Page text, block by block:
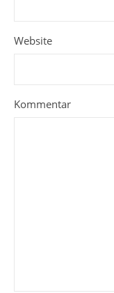
Website
Kommentar